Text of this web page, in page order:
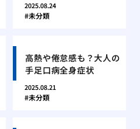
2025.08.24
未分類
高熱や倦怠感も？大人の
手足口病全身症状
2025.08.21
未分類